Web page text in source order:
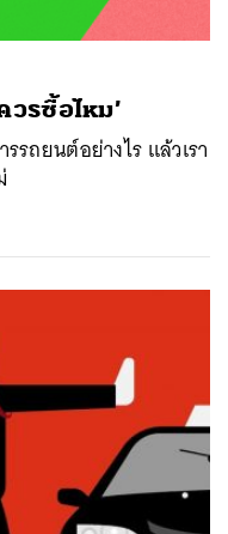
รซื้อไหม’
รถยนต์อย่างไร แล้วเรา
LINE EMAIL